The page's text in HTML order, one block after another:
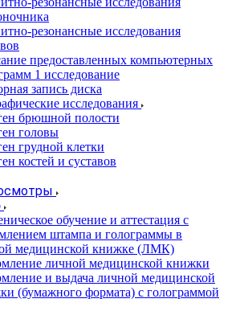
резонансные исследования
предоставленных компьютерных
1 исследование
запись диска
исследования
брюшной полости
головы
грудной клетки
костей и суставов
обучение и аттестация с
штампа и голограммы в
медицинской книжке (ЛМК)
личной медицинской книжки
и выдача личной медицинской
(бумажного формата) с голограммой